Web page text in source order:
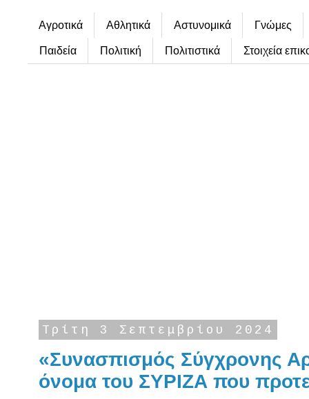
Αγροτικά Αθλητικά Αστυνομικά Γνώμες
Παιδεία Πολιτική Πολιτιστικά Στοιχεία
Τρίτη 3 Σεπτεμβρίου 2024
«Συνασπισμός Σύγχρονης
όνομα του ΣΥΡΙΖΑ που